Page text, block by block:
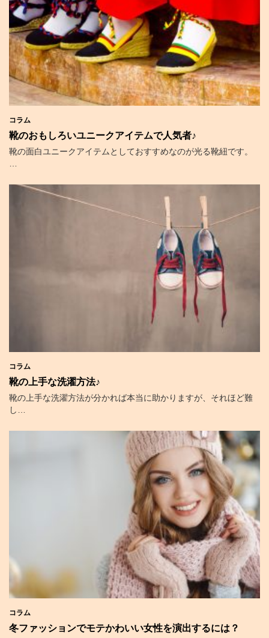
コラム
靴のおもしろいユニークアイテムで人気者♪
靴の面白ユニークアイテムとしておすすめなのが光る靴紐です。
コラム
靴の上手な洗濯方法♪
靴の上手な洗濯方法が分かれば本当に助かりますが、それほど難
し…
コラム
冬ファッションでモテかわいい女性を演出するには？